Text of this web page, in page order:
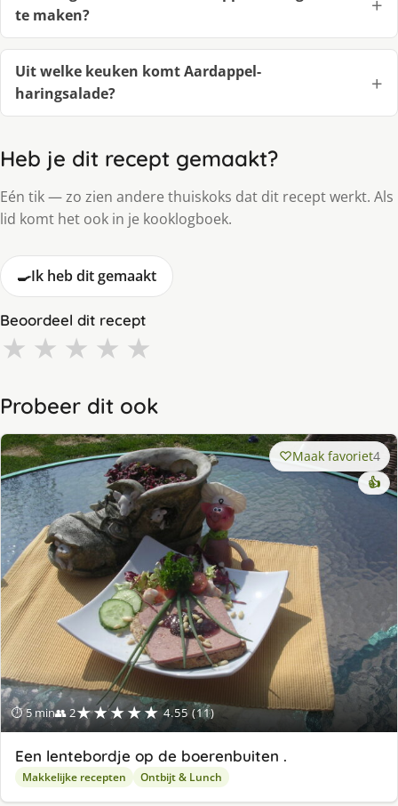
te maken?
Uit welke keuken komt Aardappel-
haringsalade?
Heb je dit recept gemaakt?
Eén tik — zo zien andere thuiskoks dat dit recept werkt. Als
lid komt het ook in je kooklogboek.
🍳Ik heb dit gemaakt
Beoordeel dit recept
★ ★ ★ ★ ★
Probeer dit ook
⏱ 5 min👥 2★★★★★ 4.55 (11)
Maak favoriet4
👍
Een lentebordje op de boerenbuiten .
Makkelijke recepten Ontbijt & Lunch